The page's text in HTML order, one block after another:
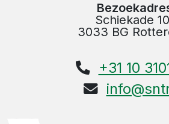
Schiekade
3033 BG
+31 10